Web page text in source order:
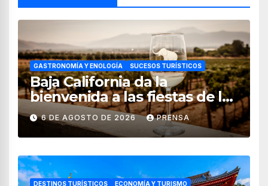
GASTRONOMÍA Y ENOLOGÍA SUCESOS TURÍSTICOS
Baja California da la
bienvenida a las fiestas de la
vendimia 2026
6 DE AGOSTO DE 2026 PRENSA
DESTINOS TURÍSTICOS ECONOMÍA Y TURISMO